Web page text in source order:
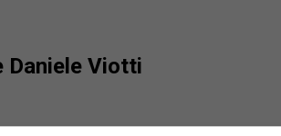
Daniele Viotti